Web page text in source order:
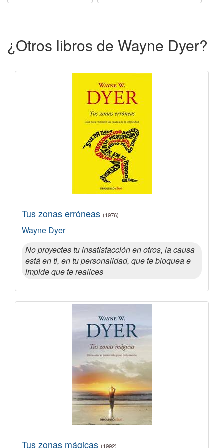
¿Otros libros de Wayne Dyer?
Tus zonas erróneas (1976)
Wayne Dyer
No proyectes tu insatisfacción en otros, la causa
está en ti, en tu personalidad, que te bloquea e
impide que te realices
Tus zonas mágicas (1992)